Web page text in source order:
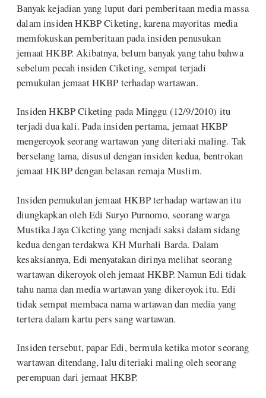
Banyak kejadian yang luput dari pemberitaan media massa
dalam insiden HKBP Ciketing, karena mayoritas media
memfokuskan pemberitaan pada insiden penusukan
jemaat HKBP. Akibatnya, belum banyak yang tahu bahwa
sebelum pecah insiden Ciketing, sempat terjadi
pemukulan jemaat HKBP terhadap wartawan.
Insiden HKBP Ciketing pada Minggu (12/9/2010) itu
terjadi dua kali. Pada insiden pertama, jemaat HKBP
mengeroyok seorang wartawan yang diteriaki maling. Tak
berselang lama, disusul dengan insiden kedua, bentrokan
jemaat HKBP dengan belasan remaja Muslim.
Insiden pemukulan jemaat HKBP terhadap wartawan itu
diungkapkan oleh Edi Suryo Purnomo, seorang warga
Mustika Jaya Ciketing yang menjadi saksi dalam sidang
kedua dengan terdakwa KH Murhali Barda. Dalam
kesaksiannya, Edi menyatakan dirinya melihat seorang
wartawan dikeroyok oleh jemaat HKBP. Namun Edi tidak
tahu nama dan media wartawan yang dikeroyok itu. Edi
tidak sempat membaca nama wartawan dan media yang
tertera dalam kartu pers sang wartawan.
Insiden tersebut, papar Edi, bermula ketika motor seorang
wartawan ditendang, lalu diteriaki maling oleh seorang
perempuan dari jemaat HKBP.